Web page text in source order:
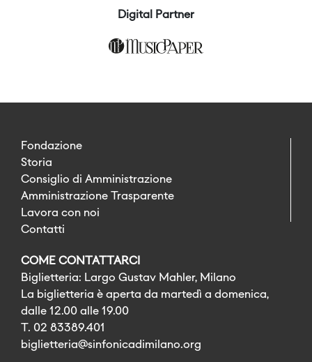
Digital Partner
Fondazione
Storia
Consiglio di Amministrazione
Amministrazione Trasparente
Lavora con noi
Contatti
COME CONTATTARCI
Biglietteria: Largo Gustav Mahler, Milano
La biglietteria è aperta da martedì a domenica,
dalle 12.00 alle 19.00
T. 02 83389.401
biglietteria@sinfonicadimilano.org